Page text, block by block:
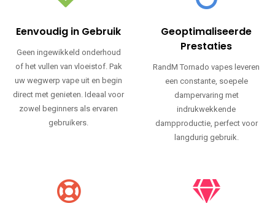
Eenvoudig in Gebruik
Geen ingewikkeld onderhoud
of het vullen van vloeistof. Pak
uw wegwerp vape uit en begin
direct met genieten. Ideaal voor
zowel beginners als ervaren
gebruikers.
Geoptimaliseerde
Prestaties
RandM Tornado vapes leveren
een constante, soepele
dampervaring met
indrukwekkende
dampproductie, perfect voor
langdurig gebruik.